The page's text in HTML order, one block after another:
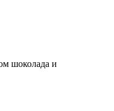
шоколада и